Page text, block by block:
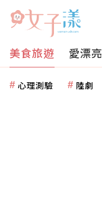
美食旅遊 愛漂亮
心理測驗 陸劇